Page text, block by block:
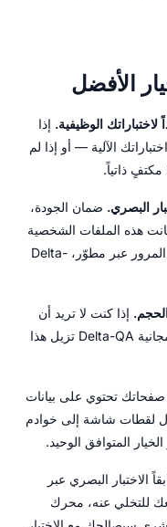
الوظيفية. إذا
الآلية — أو إذا لم
البصري. ضمان الجودة،
هذه الملفات الشخصية
تحتاج لإطلاق وتفسير اختبارات بصرية دون المرور عبر مطوّر، Delta-
إذا كنت لا تريد أن
تُملي ميزانية اللقطات تغطيتك الاختبارية، مجانية Delta-QA تزيل هذا
صفحاتك تحتوي على بيانات
لقطات شاشة إلى خوادم
الاختبار البصري عبر
للتخلي عنه، محرك